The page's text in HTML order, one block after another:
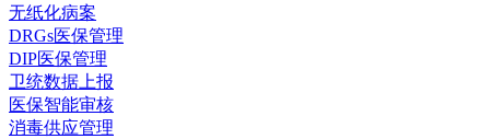
无纸化病案
DRGs医保管理
DIP医保管理
卫统数据上报
医保智能审核
消毒供应管理